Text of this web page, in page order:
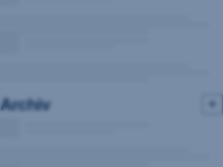
Archiv